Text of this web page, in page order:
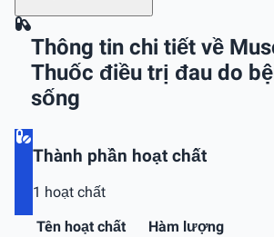
Thông tin chi tiết về
Thuốc điều trị đau do
sống
Thành phần hoạt chất
1 hoạt chất
Tên hoạt chất
Hàm lượng